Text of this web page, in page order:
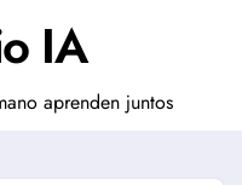
IA
aprenden juntos